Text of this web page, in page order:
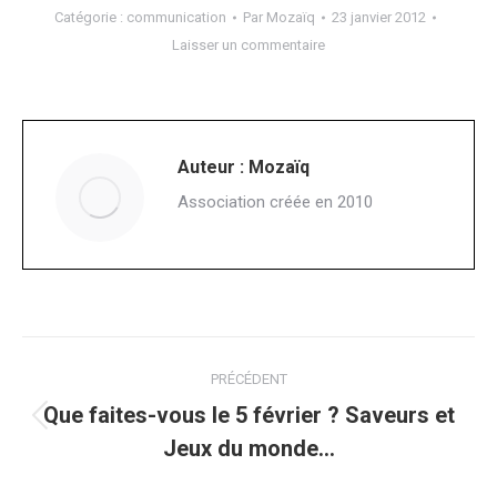
Catégorie : communication Par Mozaïq
23 janvier 2012
Laisser un commentaire
Auteur : Mozaïq
Association créée en 2010
article
PRÉCÉDENT
Article
précédent
Que faites-vous le 5 février ? Saveurs et
Jeux du monde…